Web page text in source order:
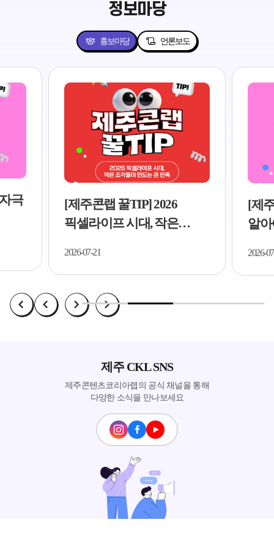
정보마당
홍보마당 언론보도
주콘랩 꿀TIP] 2026
셀라이프 시대, 작은
[제주콘랩 꿀TIP]
알아야 할 AI 콘텐
제주 CKL SNS
제주콘텐츠코리아랩의 공식 채널을 통해
다양한 소식을 만나보세요